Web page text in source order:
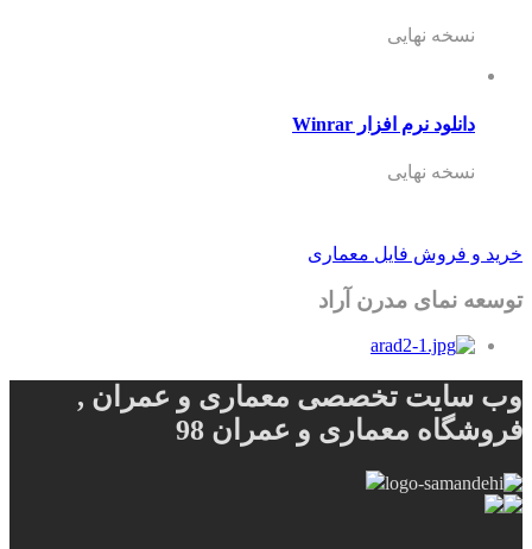
نسخه نهایی
دانلود نرم افزار Winrar
نسخه نهایی
خرید و فروش فایل معماری
توسعه نمای مدرن آراد
وب سایت تخصصی معماری و عمران ,
فروشگاه معماری و عمران 98